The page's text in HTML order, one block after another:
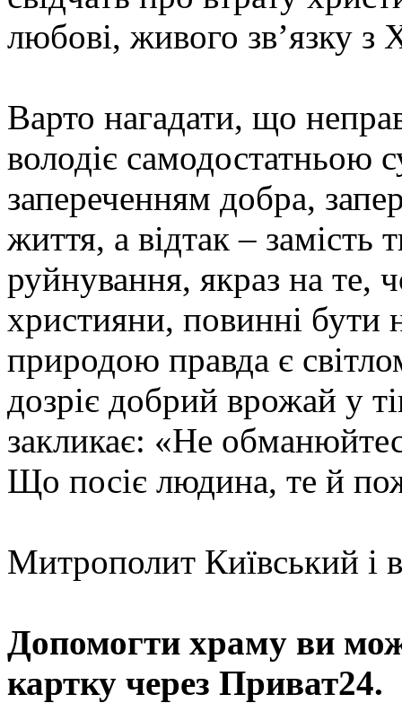
любові, живого зв’язку
Варто нагадати, що
володіє самодостатньою
запереченням добра,
життя, а відтак –
руйнування, якраз на те,
християни, повинні бути
природою правда є
дозріє добрий врожай у
закликає: «Hе
Що посiє людина, те й
Митрополит Київський і
Допомогти храму ви
картку через Приват24.